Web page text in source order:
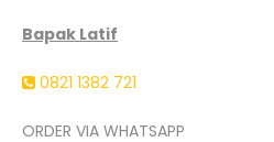
Bapak Latif
0821 1382 721
ORDER VIA WHATSAPP